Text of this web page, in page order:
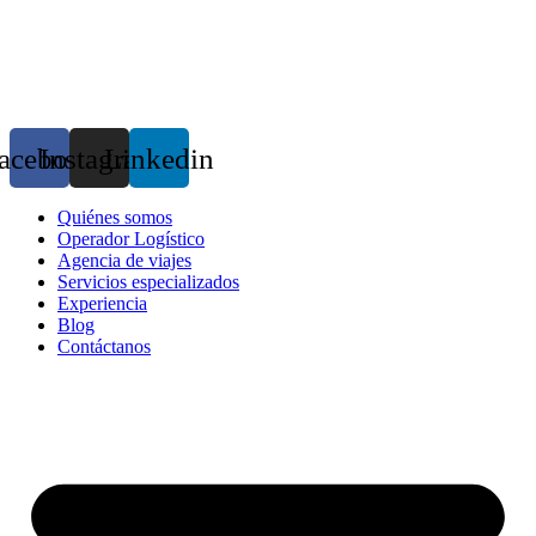
InstagramLinkedin
Quiénes somos
Operador Logístico
Agencia de viajes
Servicios especializados
Experiencia
Blog
Contáctanos